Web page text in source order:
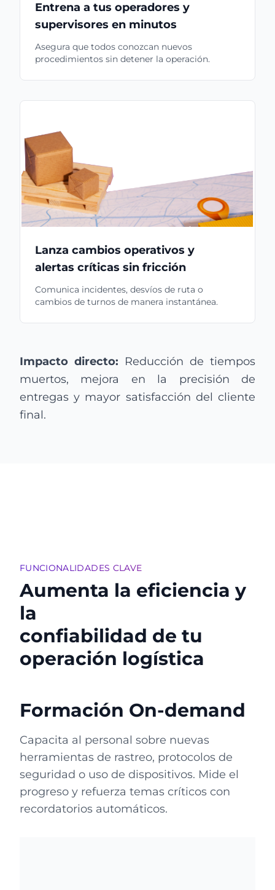
Entrena a tus operadores y
supervisores en minutos
Asegura que todos conozcan nuevos
procedimientos sin detener la operación.
Lanza cambios operativos y
alertas críticas sin fricción
Comunica incidentes, desvíos de ruta o
cambios de turnos de manera instantánea.
Impacto directo: Reducción de tiempos
muertos, mejora en la precisión de
entregas y mayor satisfacción del cliente
final.
FUNCIONALIDADES CLAVE
Aumenta la eficiencia y
la
confiabilidad de tu
operación logística
Formación On-demand
Capacita al personal sobre nuevas
herramientas de rastreo, protocolos de
seguridad o uso de dispositivos. Mide el
progreso y refuerza temas críticos con
recordatorios automáticos.